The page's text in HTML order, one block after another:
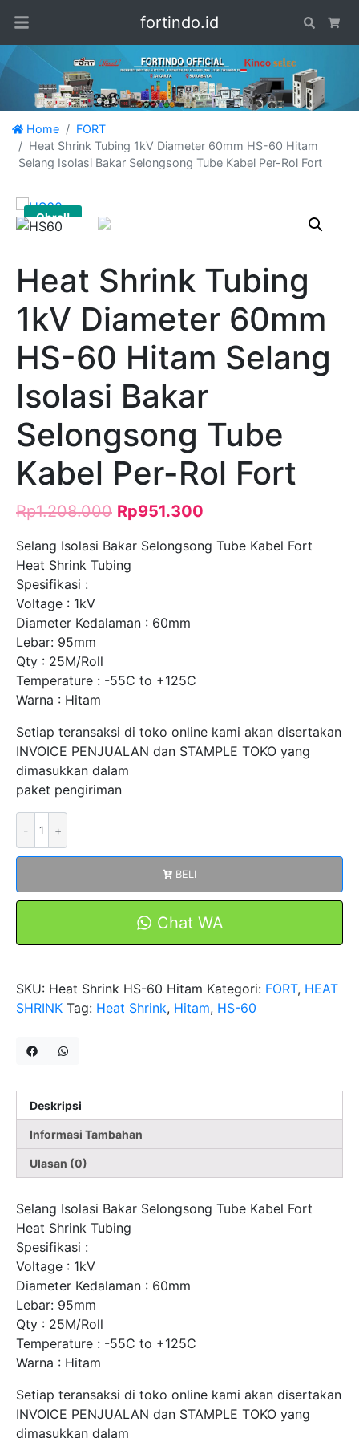
fortindo.id Search
Home
FORT
Heat Shrink Tubing 1kV Diameter 60mm HS-60 Hitam
Selang Isolasi Bakar Selongsong Tube Kabel Per-Rol Fort
Obral!
Heat Shrink Tubing
1kV Diameter 60mm
HS-60 Hitam Selang
Isolasi Bakar
Selongsong Tube
Kabel Per-Rol Fort
Rp1.208.000 Rp951.300
Selang Isolasi Bakar Selongsong Tube Kabel Fort
Heat Shrink Tubing
Spesifikasi :
Voltage : 1kV
Diameter Kedalaman : 60mm
Lebar: 95mm
Qty : 25M/Roll
Temperature : -55C to +125C
Warna : Hitam
Setiap teransaksi di toko online kami akan disertakan
INVOICE PENJUALAN dan STAMPLE TOKO yang
dimasukkan dalam
paket pengiriman
Shrink
1kV
Hitam
Selang
Bakar
Tube
Kabel
Per-
Rol
Fort
BELI
Chat WA
SKU: Heat Shrink HS-60 Hitam Kategori: FORT, HEAT
SHRINK Tag: Heat Shrink, Hitam, HS-60
Deskripsi
Informasi Tambahan
Ulasan (0)
Selang Isolasi Bakar Selongsong Tube Kabel Fort
Heat Shrink Tubing
Spesifikasi :
Voltage : 1kV
Diameter Kedalaman : 60mm
Lebar: 95mm
Qty : 25M/Roll
Temperature : -55C to +125C
Warna : Hitam
Setiap teransaksi di toko online kami akan disertakan
INVOICE PENJUALAN dan STAMPLE TOKO yang
dimasukkan dalam